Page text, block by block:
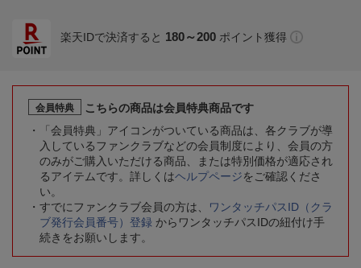
楽天IDで決済すると 180～200 ポイント獲得
会員特典
こちらの商品は会員特典商品です
「会員特典」アイコンがついている商品は、各クラブが導
入しているファンクラブなどの会員制度により、会員の方
のみがご購入いただける商品、または特別価格が適応され
るアイテムです。詳しくはヘルプページをご確認くださ
い。
すでにファンクラブ会員の方は、
ワンタッチパスID（クラ
ブ発行会員番号）登録 からワンタッチパスIDの紐付け手
続きをお願いします。